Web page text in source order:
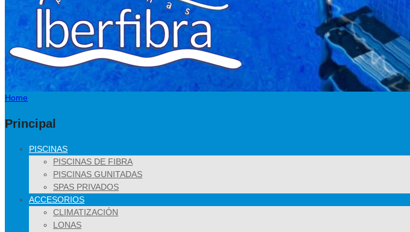
Home
Principal
PISCINAS
PISCINAS DE FIBRA
PISCINAS GUNITADAS
SPAS PRIVADOS
ACCESORIOS
CLIMATIZACIÓN
LONAS